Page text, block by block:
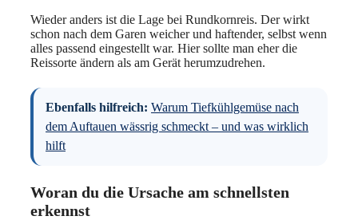
Wieder anders ist die Lage bei Rundkornreis. Der wirkt
schon nach dem Garen weicher und haftender, selbst wenn
alles passend eingestellt war. Hier sollte man eher die
Reissorte ändern als am Gerät herumzudrehen.
Ebenfalls hilfreich: Warum Tiefkühlgemüse nach
dem Auftauen wässrig schmeckt – und was wirklich
hilft
Woran du die Ursache am schnellsten
erkennst